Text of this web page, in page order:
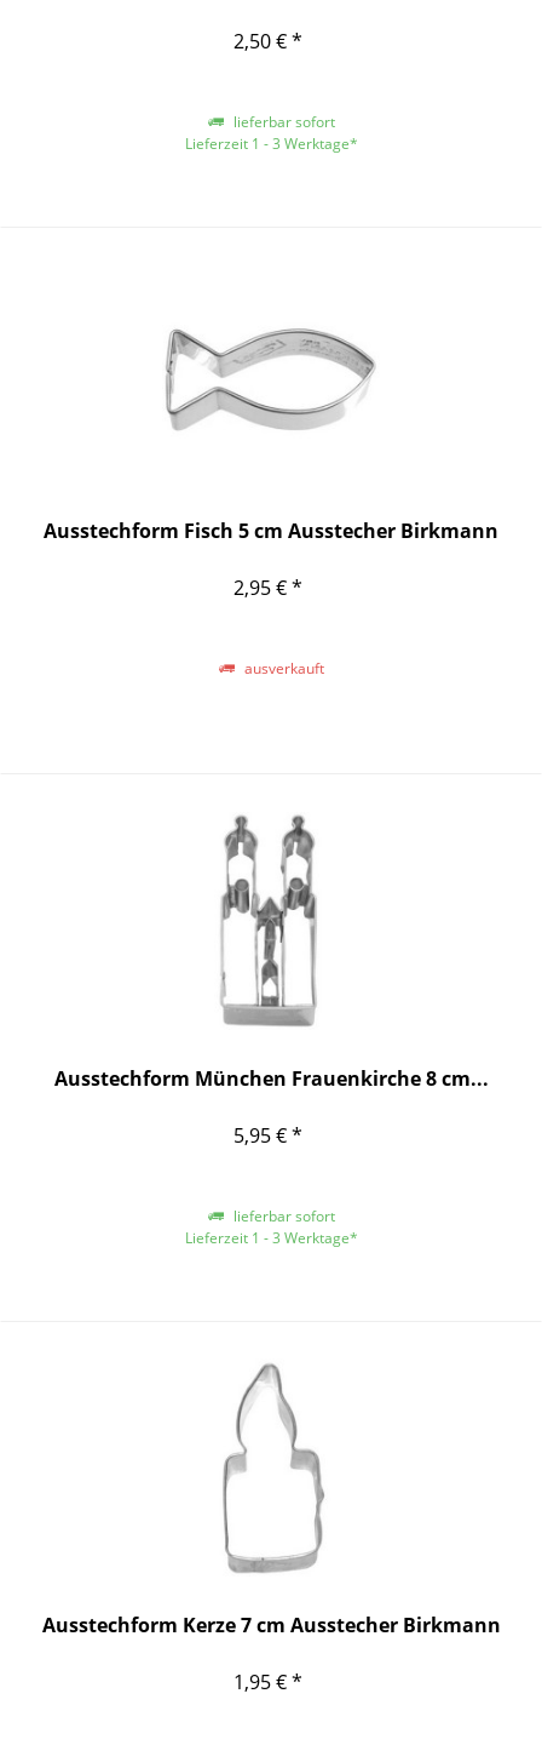
2,50 € *
lieferbar sofort
Lieferzeit 1 - 3 Werktage*
Ausstechform Fisch 5 cm Ausstecher Birkmann
2,95 € *
ausverkauft
Ausstechform München Frauenkirche 8 cm...
5,95 € *
lieferbar sofort
Lieferzeit 1 - 3 Werktage*
Ausstechform Kerze 7 cm Ausstecher Birkmann
1,95 € *